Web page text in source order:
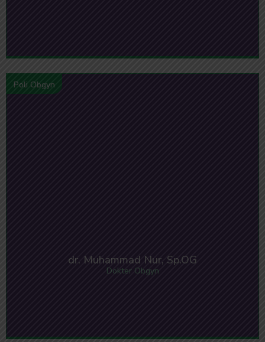
Poli Obgyn
dr. Muhammad Nur, Sp.OG
Dokter Obgyn